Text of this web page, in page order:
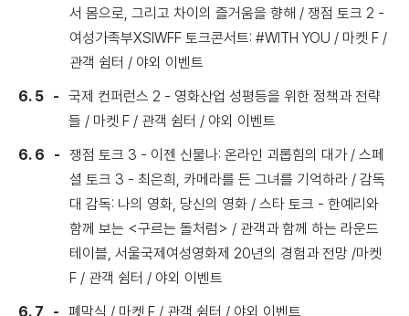
서 몸으로, 그리고 차이의 즐거움을 향해 / 쟁점 토크 2 -
여성가족부XSIWFF 토크콘서트: #WITH YOU / 마켓 F /
관객 쉼터 / 야외 이벤트
6. 5
국제 컨퍼런스 2 - 영화산업 성평등을 위한 정책과 전략
들 / 마켓 F / 관객 쉼터 / 야외 이벤트
6. 6
쟁점 토크 3 - 이젠 신물나: 온라인 괴롭힘의 대가 / 스페
셜 토크 3 - 최은희, 카메라를 든 그녀를 기억하라 / 감독
대 감독: 나의 영화, 당신의 영화 / 스타 토크 - 한예리와
함께 보는 <구르는 돌처럼> / 관객과 함께 하는 라운드
테이블, 서울국제여성영화제 20년의 경험과 전망 /마켓
F / 관객 쉼터 / 야외 이벤트
6. 7
폐막식 / 마켓 F / 관객 쉼터 / 야외 이벤트